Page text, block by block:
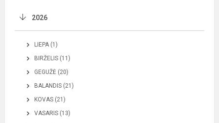
2026
LIEPA (1)
BIRŽELIS (11)
GEGUŽĖ (20)
BALANDIS (21)
KOVAS (21)
VASARIS (13)